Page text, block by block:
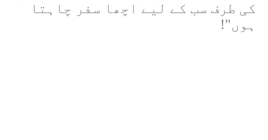
کی طرف سب کے لیے اچھا سفر چاہتا
ہوں!"